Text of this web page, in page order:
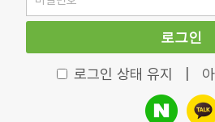
로그인
로그인 상태 유지